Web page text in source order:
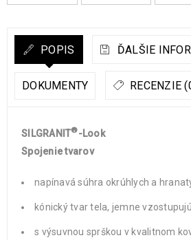
POPIS ĎALŠIE
DOKUMENTY RECENZIE
SILGRANIT®-Look
Spojenie tvarov
napínavá súhra okrúhlych a
kónický tvar tela, jemne
s výsuvnou sprškou v kvalitnom